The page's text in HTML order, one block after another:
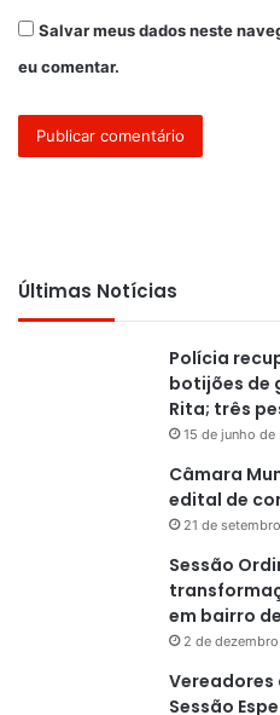
Salvar meus dados neste
eu comentar.
Últimas Notícias
Polícia
botijões de
Rita; três
15 de junho de
Câmara
edital de
21 de
Sessão
em bairro
2 de
Sessão